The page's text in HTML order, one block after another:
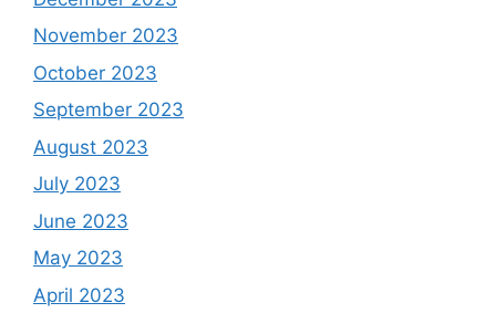
November 2023
October 2023
September 2023
August 2023
July 2023
June 2023
May 2023
April 2023